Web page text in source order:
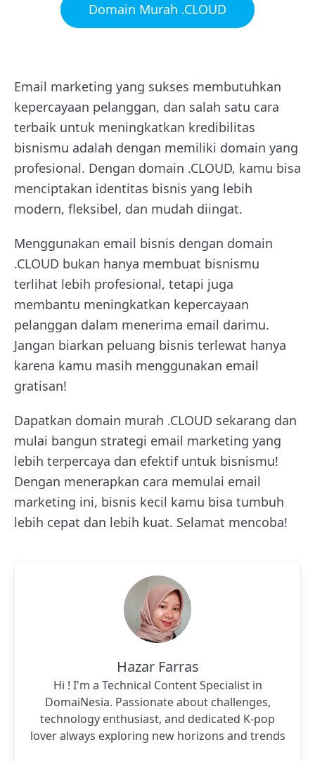
Domain Murah .CLOUD
Email marketing yang sukses membutuhkan
kepercayaan pelanggan, dan salah satu cara
terbaik untuk meningkatkan kredibilitas
bisnismu adalah dengan memiliki domain yang
profesional. Dengan domain .CLOUD, kamu bisa
menciptakan identitas bisnis yang lebih
modern, fleksibel, dan mudah diingat.
Menggunakan email bisnis dengan domain
.CLOUD bukan hanya membuat bisnismu
terlihat lebih profesional, tetapi juga
membantu meningkatkan kepercayaan
pelanggan dalam menerima email darimu.
Jangan biarkan peluang bisnis terlewat hanya
karena kamu masih menggunakan email
gratisan!
Dapatkan domain murah .CLOUD sekarang dan
mulai bangun strategi email marketing yang
lebih terpercaya dan efektif untuk bisnismu!
Dengan menerapkan cara memulai email
marketing ini, bisnis kecil kamu bisa tumbuh
lebih cepat dan lebih kuat. Selamat mencoba!
Hazar Farras
Hi ! I'm a Technical Content Specialist in
DomaiNesia. Passionate about challenges,
technology enthusiast, and dedicated K-pop
lover always exploring new horizons and trends